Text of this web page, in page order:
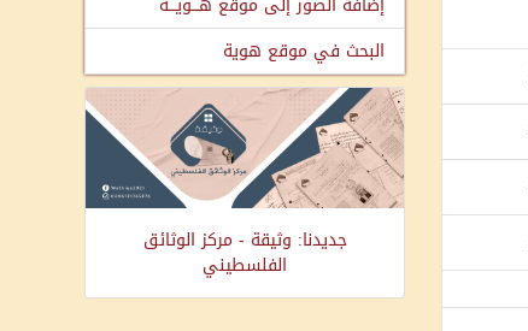
البحث في موقع هوية
جديدنا: وثيقة - مركز الوثائق
الفلسطيني